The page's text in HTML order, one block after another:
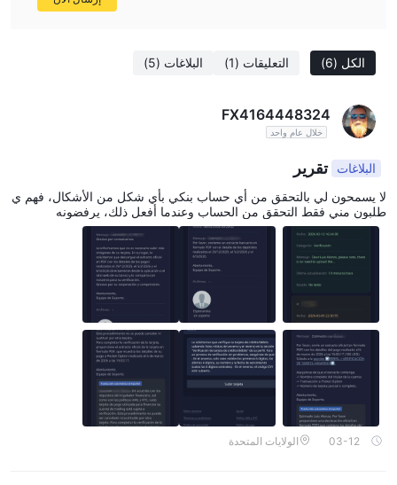
الكل (6) التعليقات (1) البلاغات (5)
FX4164448324
خلال عام واحد
البلاغات تقرير
لا يسمحون لي بالتحقق من أي حساب بنكي بأي شكل من الأشكال، فهم ي
طلبون مني فقط التحقق من الحساب وعندما أفعل ذلك، يرفضونه
03-12 الولايات المتحدة